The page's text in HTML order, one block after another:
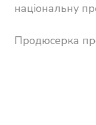
національну
Продюсерка